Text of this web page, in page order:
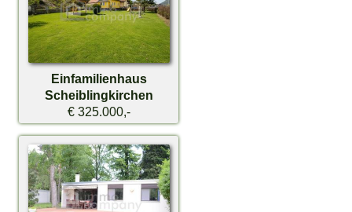
Einfamilienhaus
Scheiblingkirchen
€ 325.000,-